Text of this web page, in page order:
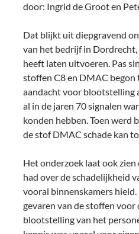
door: Ingrid de Groot en
Dat blijkt uit diepgravend
van het bedrijf in Dordrecht,
heeft laten uitvoeren. Pas
stoffen C8 en DMAC begon
aandacht voor blootstelling
al in de jaren 70 signalen
konden hebben. Toen werd
de stof DMAC schade kan
Het onderzoek laat ook
had over de schadelijkheid
vooral binnenskamers
gevaren van de stoffen voor
blootstelling van het